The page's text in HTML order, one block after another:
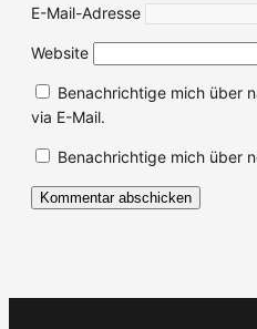
E-Mail-Adresse
Website
Benachrichtige mich über
via E-Mail.
Benachrichtige mich über